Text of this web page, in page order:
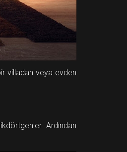
villadan veya evden
Ardından